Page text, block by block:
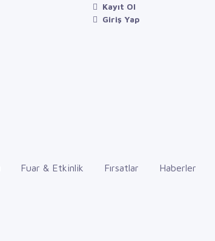
Kayıt Ol
Giriş Yap
Fuar & Etkinlik Fırsatlar Haberler